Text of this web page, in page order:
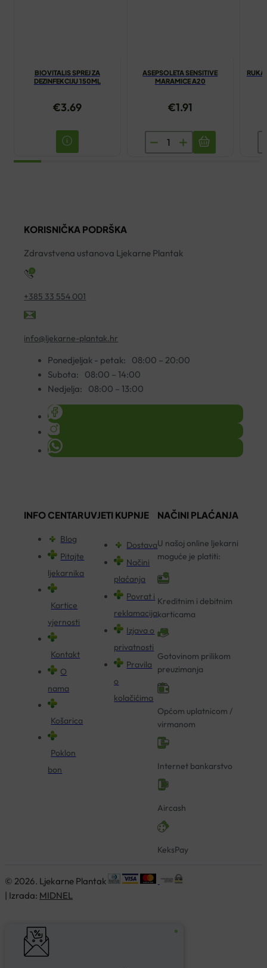
BIOVITALIS SPREJ ZA
DEZINFEKCIJU 150ML
€3.69
ASEPSOLETA SENSITIVE
MARAMICE A20
€1.91
ASEPSOLETA
SENSITIVE
KORISNIČKA PODRŠKA
Zdravstvena ustanova Ljekarne Plantak
+385 33 554 001
info@ljekarne-plantak.hr
Ponedjeljak - petak:
08:00 – 20:00
Subota:
08:00 – 14:00
Nedjelja:
08:00 – 13:00
INFO CENTAR
Blog
Pitajte
ljekarnika
Kartice
vjernosti
Kontakt
O
nama
Košarica
Poklon
bon
UVJETI KUPNJE
Dostava
Načini
plaćanja
Povrat i
reklamacija
Izjava o
privatnosti
Pravila
o
kolačićima
NAČINI PLAĆANJA
U našoj online ljekarni
moguće je platiti:
Kreditnim i debitnim
karticama
Gotovinom prilikom
preuzimanja
Općom uplatnicom /
virmanom
Internet bankarstvo
Aircash
KeksPay
© 2026. Ljekarne Plantak
| Izrada: MIDNEL